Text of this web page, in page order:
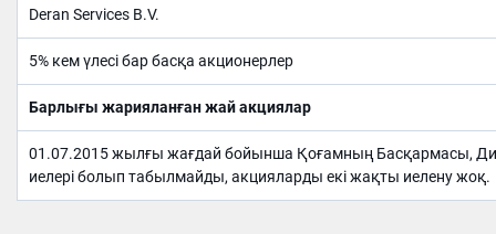
Deran Services B.V.
5% кем үлесі бар басқа акционерлер
Барлығы жарияланған жай акциялар
01.07.2015 жылғы жағдай бойынша Қоғамның Басқармасы,
иелері болып табылмайды, акцияларды екі жақты иелену жоқ.